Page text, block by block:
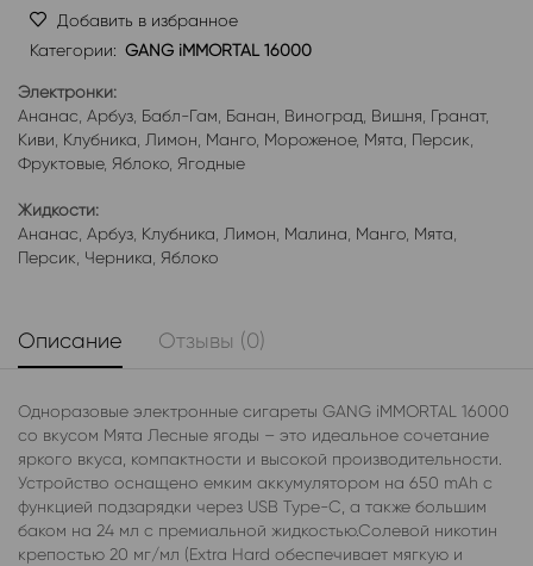
Добавить в избранное
Категории: GANG iMMORTAL 16000
Электронки:
Ананас Арбуз Бабл-Гам Банан Виноград Вишня Гранат,
Киви Клубника Лимон Манго Мороженое, Мята Персик
Фруктовые, Яблоко Ягодные
Жидкости:
Ананас Арбуз Клубника Лимон Малина Манго Мята
Персик Черника Яблоко
Описание Отзывы (0)
Одноразовые электронные сигареты GANG iMMORTAL 16000
со вкусом Мята Лесные ягоды – это идеальное сочетание
яркого вкуса, компактности и высокой производительности.
Устройство оснащено емким аккумулятором на 650 mAh с
функцией подзарядки через USB Type-C, а также большим
баком на 24 мл с премиальной жидкостью.Солевой никотин
крепостью 20 мг/мл (Extra Hard обеспечивает мягкую и